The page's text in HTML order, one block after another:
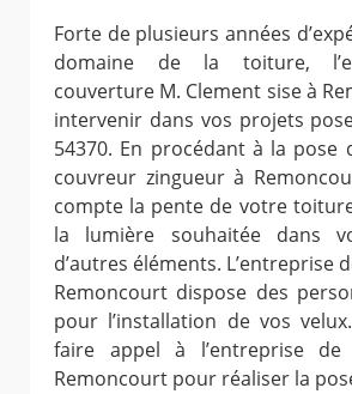
Forte de plusieurs années
domaine de la toiture,
couverture M. Clement sise à
intervenir dans vos projets
54370. En procédant à la pose
couvreur zingueur à
compte la pente de votre
la lumière souhaitée dans
d’autres éléments. L’entreprise
Remoncourt dispose des
pour l’installation de vos
faire appel à l’entreprise de
Remoncourt pour réaliser la